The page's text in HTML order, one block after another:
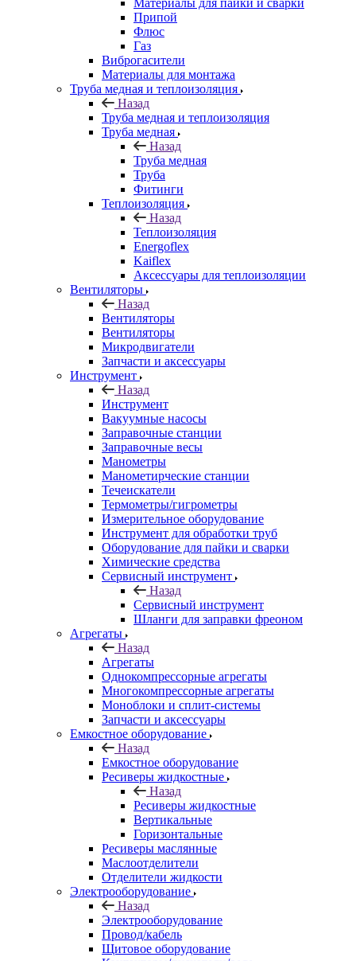
Материалы для пайки и сварки
Припой
Флюс
Газ
Виброгасители
Материалы для монтажа
Труба медная и теплоизоляция
Назад
Труба медная и теплоизоляция
Труба медная
Назад
Труба медная
Труба
Фитинги
Теплоизоляция
Назад
Теплоизоляция
Energoflex
Kaiflex
Аксессуары для теплоизоляции
Вентиляторы
Назад
Вентиляторы
Вентиляторы
Микродвигатели
Запчасти и аксессуары
Инструмент
Назад
Инструмент
Вакуумные насосы
Заправочные станции
Заправочные весы
Манометры
Манометирческие станции
Течеискатели
Термометры/гигрометры
Измерительное оборудование
Инструмент для обработки труб
Оборудование для пайки и сварки
Химические средства
Сервисный инструмент
Назад
Сервисный инструмент
Шланги для заправки фреоном
Агрегаты
Назад
Агрегаты
Однокомпрессорные агрегаты
Многокомпрессорные агрегаты
Моноблоки и сплит-системы
Запчасти и аксессуары
Емкостное оборудование
Назад
Емкостное оборудование
Ресиверы жидкостные
Назад
Ресиверы жидкостные
Вертикальные
Горизонтальные
Ресиверы маслянные
Маслоотделители
Отделители жидкости
Электрооборудование
Назад
Электрооборудование
Провод/кабель
Щитовое оборудование